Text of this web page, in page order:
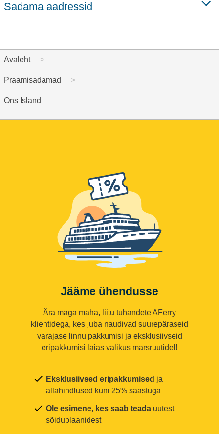
Sadama aadressid
Avaleht
Praamisadamad
Ons Island
Jääme ühendusse
Ära maga maha, liitu tuhandete AFerry
klientidega, kes juba naudivad suurepäraseid
varajase linnu pakkumisi ja eksklusiivseid
eripakkumisi laias valikus marsruutidel!
Eksklusiivsed eripakkumised ja
allahindlused kuni 25% säästuga
Ole esimene, kes saab teada uutest
sõiduplaanidest